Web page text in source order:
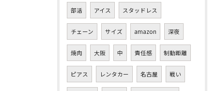
部活 アイス スタッドレス
チェーン サイズ amazon 深夜
焼肉 大阪 中 責任感 制動距離
ピアス レンタカー 名古屋 戦い